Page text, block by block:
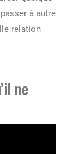
à autre
relation
ne